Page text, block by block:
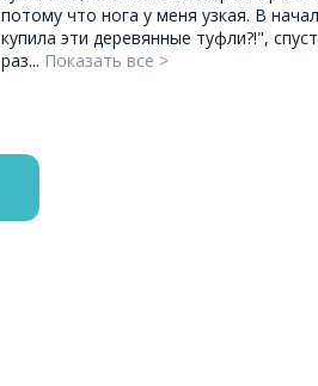
потому что нога у меня узкая. В
купила эти деревянные туфли?!",
раз... Показать все >